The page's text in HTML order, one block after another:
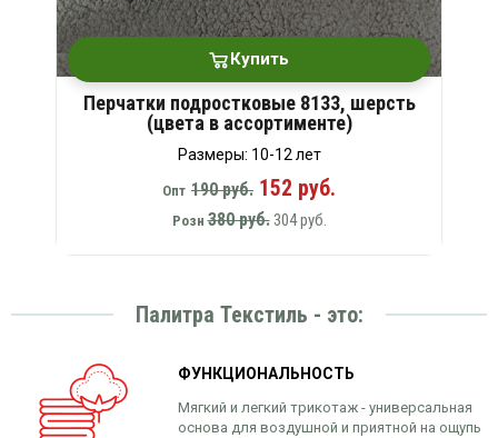
Купить
Перчатки подростковые 8133, шерсть
(цвета в ассортименте)
Размеры: 10-12 лет
Опт 190 руб. 152 руб.
Розн 380 руб.304 руб.
Палитра Текстиль - это:
ФУНКЦИОНАЛЬНОСТЬ
Мягкий и легкий трикотаж - универсальная
основа для воздушной и приятной на ощупь